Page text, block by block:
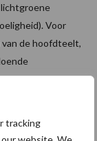
tracking
lichtgroene
Voor
de hoofdteelt,
de niet-kerende
lichtgroen en